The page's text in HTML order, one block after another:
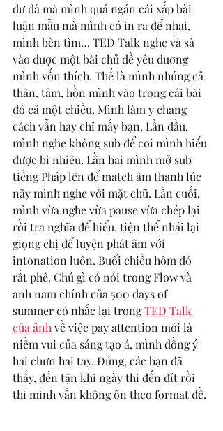
dư dả mà mình quá ngán cái xấp bài
luận mẫu mà mình có in ra để nhai,
mình bèn tìm… TED Talk nghe và sà
vào được một bài chủ đề yêu đương
mình vốn thích. Thế là mình nhúng cả
thân, tâm, hồn mình vào trong cái bài
đó cả một chiều. Mình làm y chang
cách vẫn hay chỉ mấy bạn. Lần đầu,
mình nghe không sub để coi mình hiểu
được bi nhiêu. Lần hai mình mở sub
tiếng Pháp lên để match âm thanh lúc
nãy mình nghe với mặt chữ. Lần cuối,
mình vừa nghe vừa pause vừa chép lại
rồi tra nghĩa để hiểu, tiện thể nhái lại
giọng chị để luyện phát âm với
intonation luôn. Buổi chiều hôm đó
rất phê. Chú gì có nói trong Flow và
anh nam chính của 500 days of
summer có nhắc lại trong TED Talk
của ảnh về việc pay attention mới là
niềm vui của sáng tạo á, mình đồng ý
hai chưn hai tay. Đúng, các bạn đã
thấy, đến tận khi ngày thi đến đít rồi
thì mình vẫn không ôn theo format đề.